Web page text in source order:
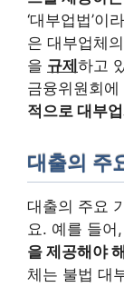
‘대부업법’이
은 대부업체
을 규제하고
금융위원회
적으로 대부
대출의 주
대출의 주요
요. 예를 들어
을 제공해야
체는 불법 대